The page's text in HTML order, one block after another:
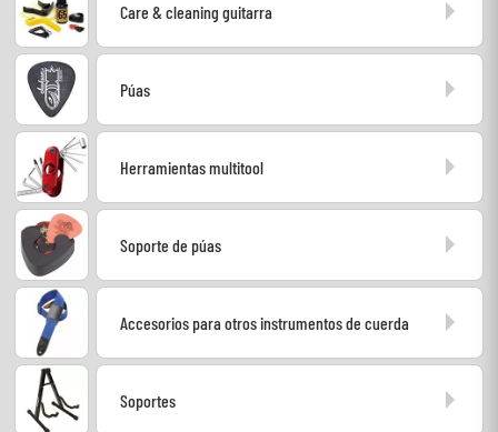
Luces
Vientos
Violines y cuarteto
Niños
HiFi
Bundle
Care & cleaning guitarra
Púas
Herramientas multitool
Soporte de púas
Accesorios para otros instrumentos de cuerda
Soportes